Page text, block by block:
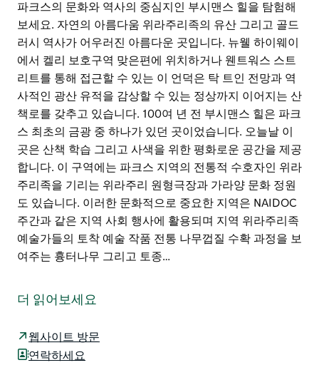
파크스의 문화와 역사의 중심지인 부시맨스 힐을 탐험해
보세요. 자연의 아름다움 위라주리족의 유산 그리고 골드
러시 역사가 어우러진 아름다운 곳입니다. 뉴웰 하이웨이
에서 켈리 보호구역 맞은편에 위치하거나 웬트워스 스트
리트를 통해 접근할 수 있는 이 언덕은 탁 트인 전망과 역
사적인 광산 유적을 감상할 수 있는 정상까지 이어지는 산
책로를 갖추고 있습니다. 100여 년 전 부시맨스 힐은 파크
스 최초의 금광 중 하나가 있던 곳이었습니다. 오늘날 이
곳은 산책 학습 그리고 사색을 위한 평화로운 공간을 제공
합니다. 이 구역에는 파크스 지역의 전통적 수호자인 위라
주리족을 기리는 위라주리 원형극장과 가라양 문화 정원
도 있습니다. 이러한 문화적으로 중요한 지역은 NAIDOC
주간과 같은 지역 사회 행사에 활용되며 지역 위라주리족
예술가들의 토착 예술 작품 전통 나무껍질 수확 과정을 보
여주는 흉터나무 그리고 토종…
보세요. 자연의 아름다움 위라주리족의 유산 그리고 골드
리트를 통해 접근할 수 있는 이 언덕은 탁 트인 전망과 역
사적인 광산 유적을 감상할 수 있는 정상까지 이어지는 산
더 읽어보세요
웹사이트 방문
연락하세요